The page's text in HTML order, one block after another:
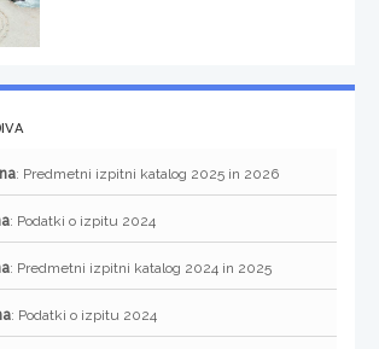
: Predmetni izpitni katalog 2025 in 2026
: Podatki o izpitu 2024
: Predmetni izpitni katalog 2024 in 2025
: Podatki o izpitu 2024